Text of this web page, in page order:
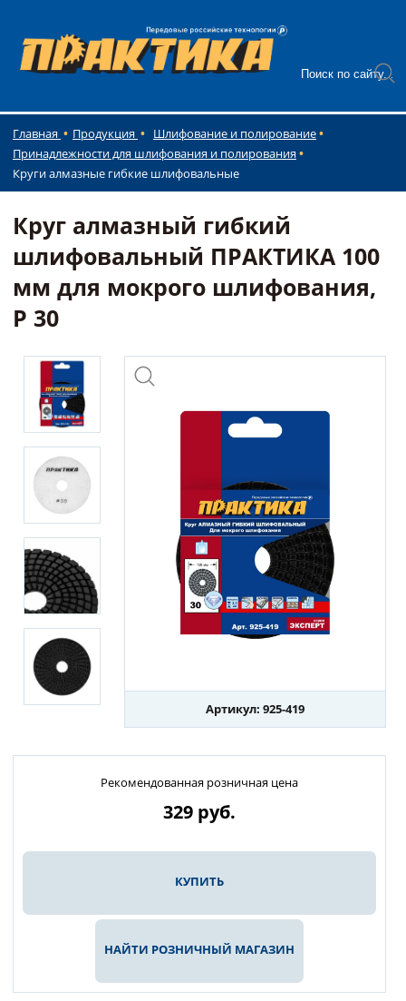
Главная Продукция
Шлифование и полирование
Принадлежности для шлифования и полирования
Круги алмазные гибкие шлифовальные
Круг алмазный гибкий
шлифовальный ПРАКТИКА 100
мм для мокрого шлифования,
P 30
Артикул: 925-419
Рекомендованная розничная цена
329 руб.
КУПИТЬ
НАЙТИ РОЗНИЧНЫЙ МАГАЗИН